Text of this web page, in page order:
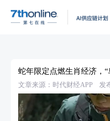
蛇年限定点燃生肖经济，
文章来源：时代财经APP 发